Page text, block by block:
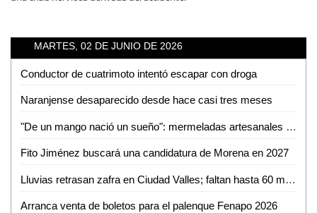
MARTES, 02 DE JUNIO DE 2026
Conductor de cuatrimoto intentó escapar con droga
Naranjense desaparecido desde hace casi tres meses
"De un mango nació un sueño": mermeladas artesanales de Cerritos ya llegan hasta EUA
Fito Jiménez buscará una candidatura de Morena en 2027
Lluvias retrasan zafra en Ciudad Valles; faltan hasta 60 mil toneladas por cosechar
Arranca venta de boletos para el palenque Fenapo 2026